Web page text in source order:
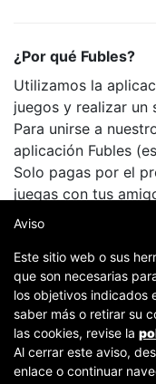
¿Por qué Fubles?
Utilizamos la
juegos y realizar un
Para unirse a
aplicación Fubles
Solo pagas por el
juegas con tus
Copyright © 2007-2026 Fubles Srl,
sociale
Aviso
Este sitio web o sus
que son necesarias
los objetivos indicados
saber más o retirar su
las cookies, revise la
Al cerrar este aviso,
enlace o continuar